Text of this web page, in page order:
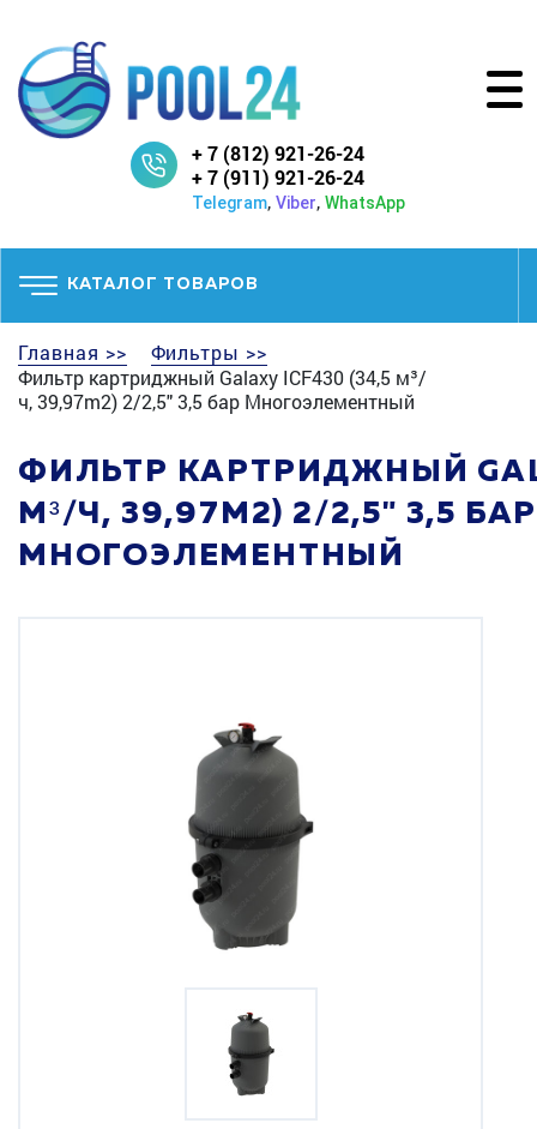
+ 7 (812) 921-26-24
+ 7 (911) 921-26-24
Telegram, Viber, WhatsApp
КАТАЛОГ ТОВАРОВ
Главная >>
Фильтры >>
Фильтр картриджный Galaxy ICF430 (34,5 м³/
ч, 39,97m2) 2/2,5" 3,5 бар Многоэлементный
ФИЛЬТР КАРТРИДЖНЫЙ
М³/Ч, 39,97M2) 2/2,5" 3,5 БАР
МНОГОЭЛЕМЕНТНЫЙ